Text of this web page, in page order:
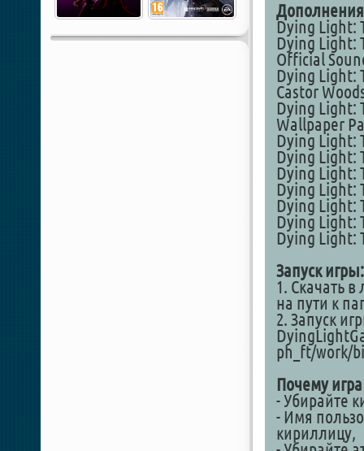
Dying Light:
Dying Light:
Official
Dying Light:
Castor
Dying Light:
Wallpaper
Dying Light:
Dying Light:
Dying Light:
Dying Light:
Dying Light:
Dying Light:
Dying Light:
Запуск игры:
1. Скачать
на пути к
2. Запуск
ph_ft/work/
Почему
- Убирайте
- Имя
кириллицу,